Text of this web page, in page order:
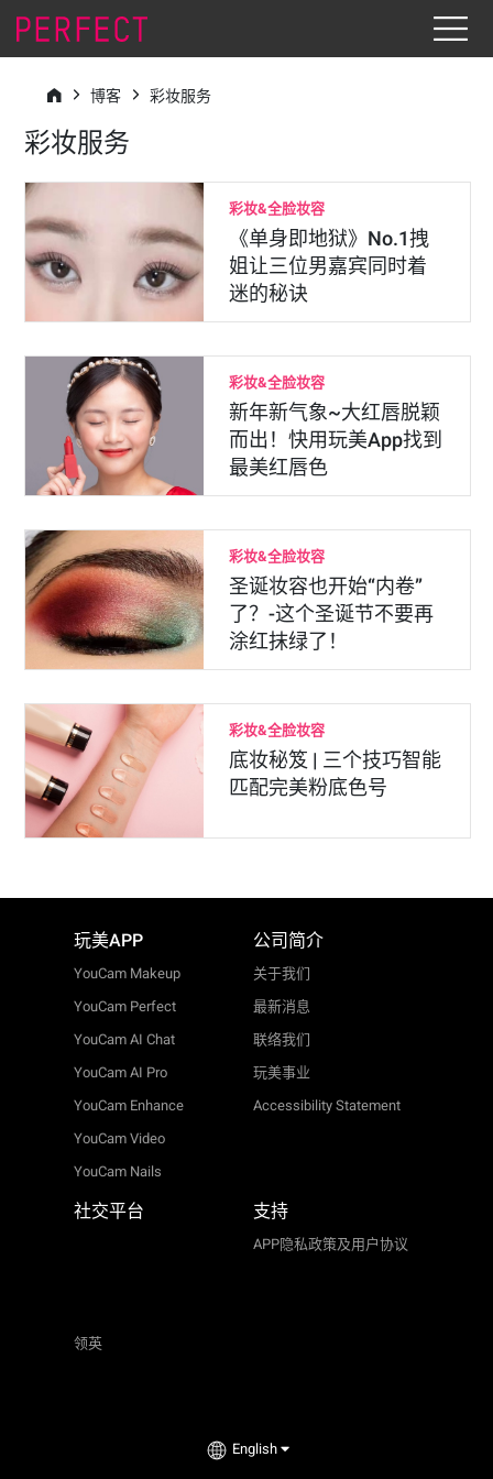
博客 彩妆服务
彩妆服务
彩妆&全脸妆容
《单身即地狱》No.1拽
姐让三位男嘉宾同时着
迷的秘诀
彩妆&全脸妆容
新年新气象~大红唇脱颖
而出！快用玩美App找到
最美红唇色
彩妆&全脸妆容
圣诞妆容也开始“内卷”
了？-这个圣诞节不要再
涂红抹绿了！
彩妆&全脸妆容
底妆秘笈 | 三个技巧智能
匹配完美粉底色号
玩美APP
YouCam Makeup
YouCam Perfect
YouCam AI Chat
YouCam AI Pro
YouCam Enhance
YouCam Video
YouCam Nails
公司简介
关于我们
最新消息
联络我们
玩美事业
Accessibility Statement
社交平台
领英
支持
APP隐私政策及用户协议
English